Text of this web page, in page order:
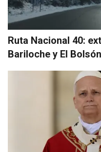
Ruta Nacional 40:
Bariloche y El